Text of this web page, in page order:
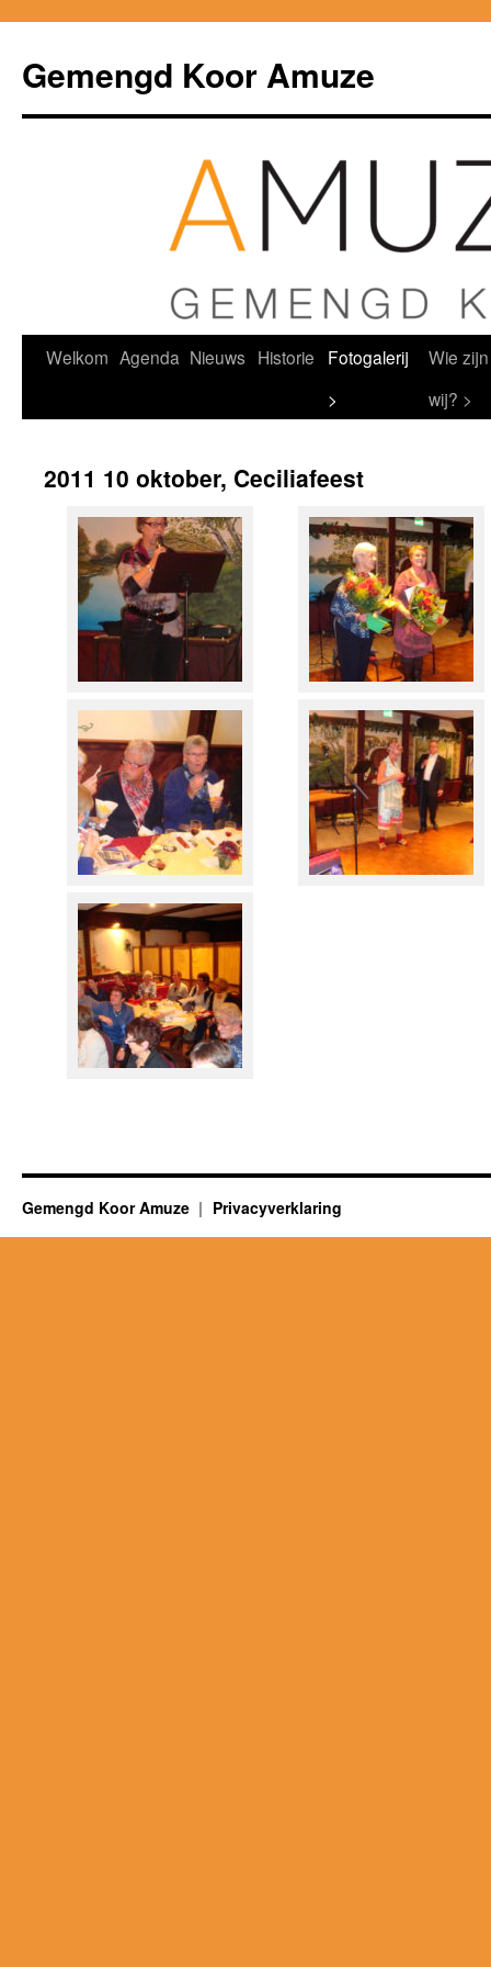
de
inhoud
Gemengd Koor Amuze
Welkom Agenda Nieuws Historie
Fotogalerij
>
Wie zijn
wij? >
2011 10 oktober, Ceciliafeest
Gemengd Koor Amuze Privacyverklaring